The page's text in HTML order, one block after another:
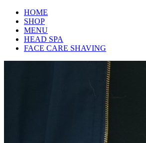
HOME
SHOP
MENU
HEAD SPA
FACE CARE SHAVING